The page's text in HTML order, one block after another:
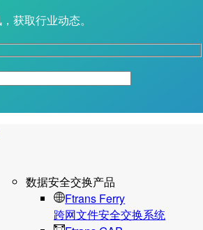
获取行业动态。
数据安全交换产品
Ftrans Ferry
跨网文件安全交换系统